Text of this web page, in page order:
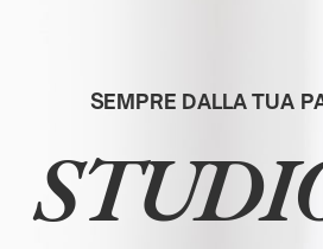
SEMPRE DALLA TUA